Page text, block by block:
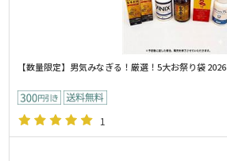
【数量限定】男気みなぎる！厳選！5大お祭り袋 2026
1